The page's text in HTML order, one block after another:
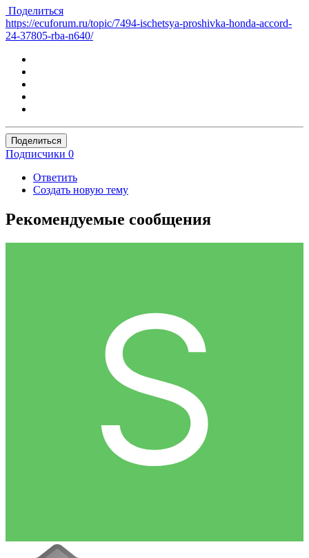
Поделиться
https://ecuforum.ru/topic/7494-ischetsya-proshivka-honda-accord-
24-37805-rba-n640/
Поделиться
Подписчики 0
Ответить
Создать новую тему
Рекомендуемые сообщения